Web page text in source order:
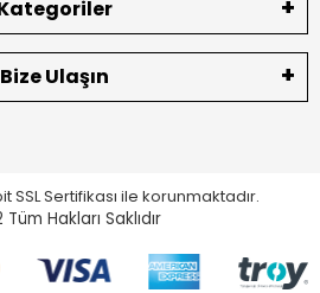
Bize Ulaşın
SSL Sertifikası ile korunmaktadır.
Tüm Hakları Saklıdır